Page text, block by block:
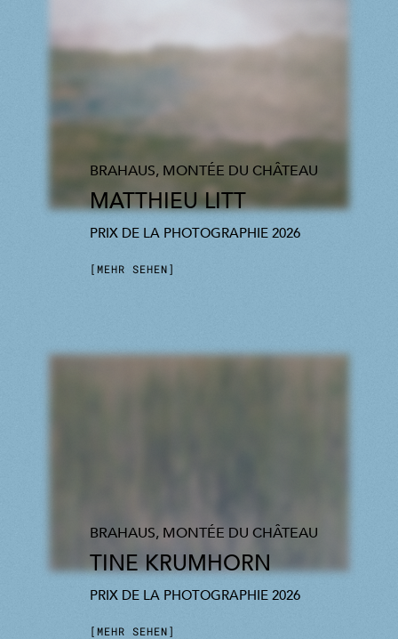
BRAHAUS, MONTÉE DU CHÂTEAU
MATTHIEU LITT
PRIX DE LA PHOTOGRAPHIE 2026
MEHR SEHEN
BRAHAUS, MONTÉE DU CHÂTEAU
TINE KRUMHORN
PRIX DE LA PHOTOGRAPHIE 2026
MEHR SEHEN